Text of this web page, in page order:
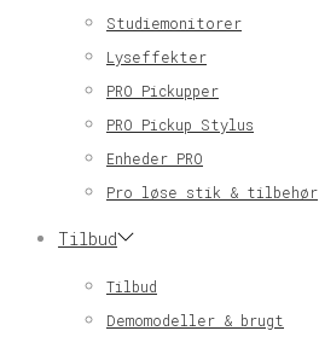
Studiemonitorer
Lyseffekter
PRO Pickupper
PRO Pickup Stylus
Enheder PRO
Pro løse stik & tilbehør
Tilbud
Tilbud
Demomodeller & brugt